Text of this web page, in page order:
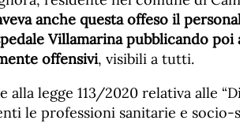
anche questa offeso il
Villamarina pubblicando
offensivi, visibili a tutti.
alla legge 113/2020 relativa alle
le professioni sanitarie e socio-